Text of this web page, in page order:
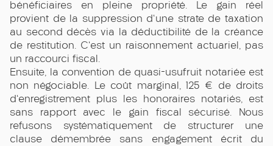
bénéficiaires en pleine propriété. Le gain réel
provient de la suppression d'une strate de taxation
au second décès via la déductibilité de la créance
de restitution. C'est un raisonnement actuariel, pas
un raccourci fiscal.
Ensuite, la convention de quasi-usufruit notariée est
non négociable. Le coût marginal, 125 € de droits
d'enregistrement plus les honoraires notariés, est
sans rapport avec le gain fiscal sécurisé. Nous
refusons systématiquement de structurer une
clause démembrée sans engagement écrit du